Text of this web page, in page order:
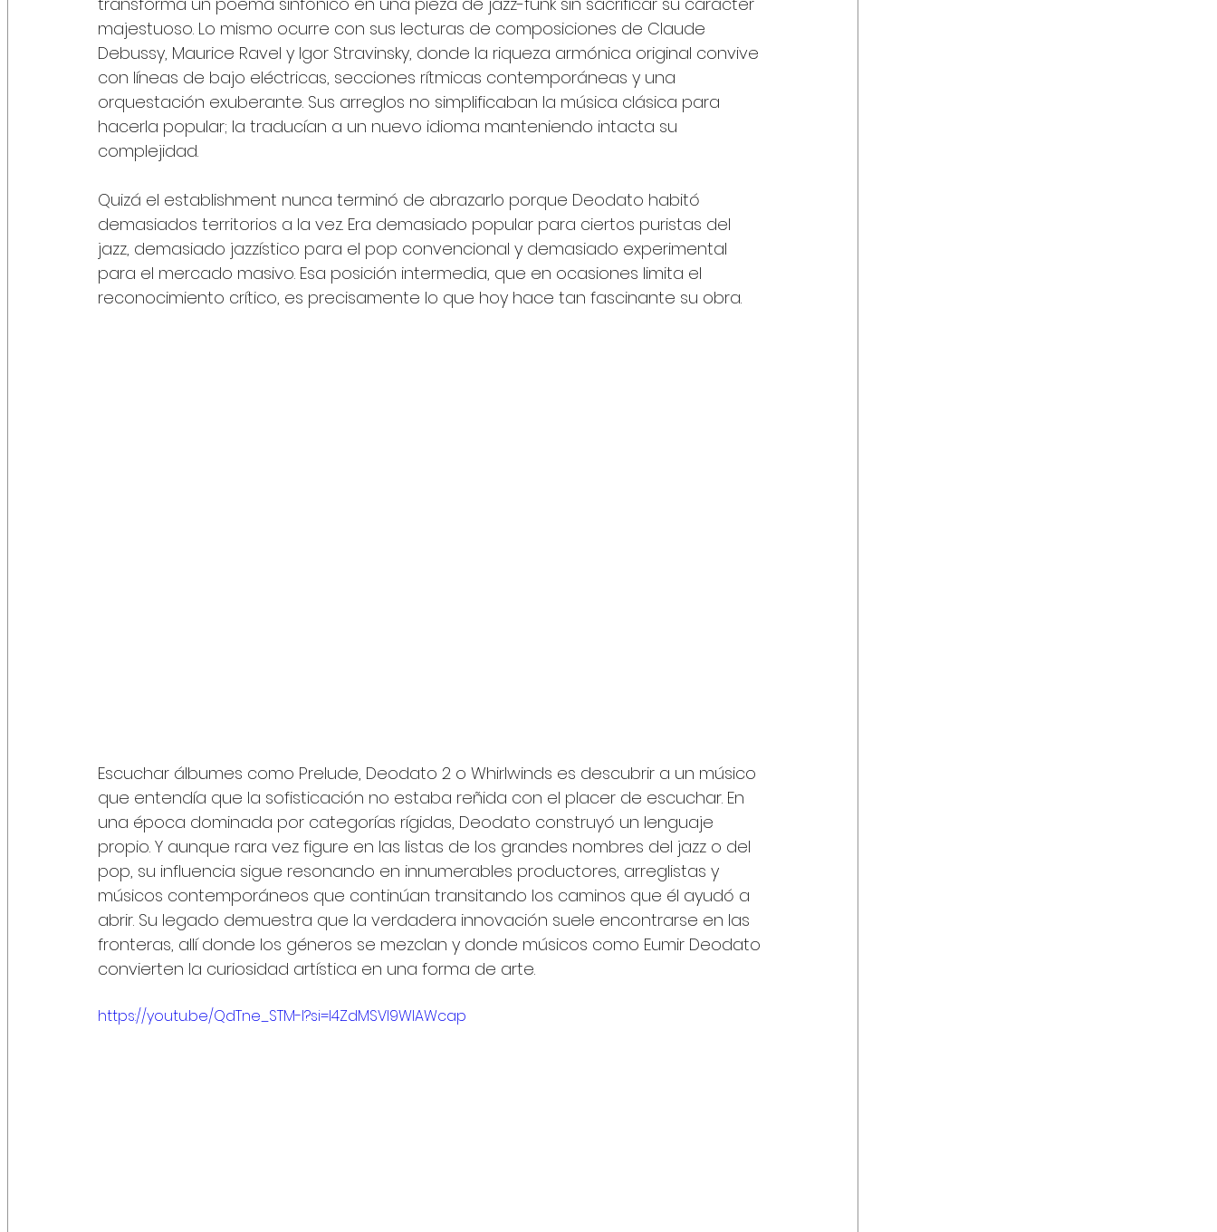
majestuoso. Lo mismo ocurre con sus lecturas de composiciones de Claude
Debussy, Maurice Ravel y Igor Stravinsky, donde la riqueza armónica original convive
con líneas de bajo eléctricas, secciones rítmicas contemporáneas y una
orquestación exuberante. Sus arreglos no simplificaban la música clásica para
hacerla popular; la traducían a un nuevo idioma manteniendo intacta su
complejidad.
Quizá el establishment nunca terminó de abrazarlo porque Deodato habitó
demasiados territorios a la vez. Era demasiado popular para ciertos puristas del
jazz, demasiado jazzístico para el pop convencional y demasiado experimental
para el mercado masivo. Esa posición intermedia, que en ocasiones limita el
reconocimiento crítico, es precisamente lo que hoy hace tan fascinante su obra.
Escuchar álbumes como Prelude, Deodato 2 o Whirlwinds es descubrir a un músico
que entendía que la sofisticación no estaba reñida con el placer de escuchar. En
una época dominada por categorías rígidas, Deodato construyó un lenguaje
propio. Y aunque rara vez figure en las listas de los grandes nombres del jazz o del
pop, su influencia sigue resonando en innumerables productores, arreglistas y
músicos contemporáneos que continúan transitando los caminos que él ayudó a
abrir. Su legado demuestra que la verdadera innovación suele encontrarse en las
fronteras, allí donde los géneros se mezclan y donde músicos como Eumir Deodato
convierten la curiosidad artística en una forma de arte.
https://youtu.be/QdTne_STM-I?si=I4ZdMSVI9WlAWcap